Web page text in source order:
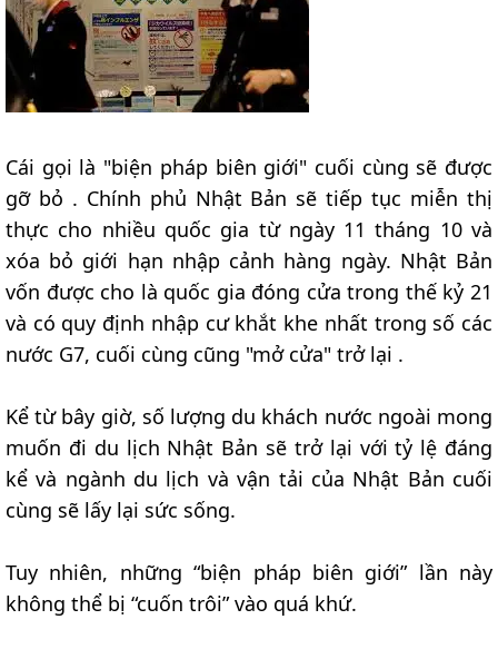
Cái gọi là "biện pháp biên giới" cuối cùng sẽ được
gỡ bỏ . Chính phủ Nhật Bản sẽ tiếp tục miễn thị
thực cho nhiều quốc gia từ ngày 11 tháng 10 và
xóa bỏ giới hạn nhập cảnh hàng ngày. Nhật Bản
vốn được cho là quốc gia đóng cửa trong thế kỷ 21
và có quy định nhập cư khắt khe nhất trong số các
nước G7, cuối cùng cũng "mở cửa" trở lại .
Kể từ bây giờ, số lượng du khách nước ngoài mong
muốn đi du lịch Nhật Bản sẽ trở lại với tỷ lệ đáng
kể và ngành du lịch và vận tải của Nhật Bản cuối
cùng sẽ lấy lại sức sống.
Tuy nhiên, những “biện pháp biên giới” lần này
không thể bị “cuốn trôi” vào quá khứ.